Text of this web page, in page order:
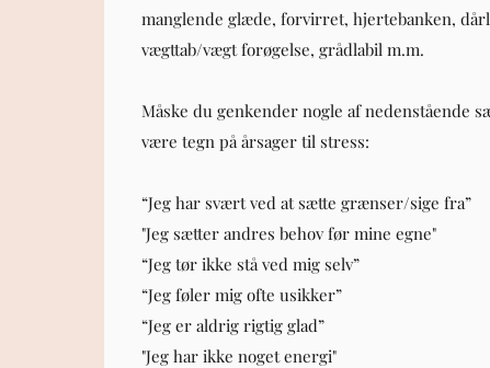
manglende glæde, forvirret, hjertebanken,
vægttab/vægt forøgelse, grådlabil m.m.
Måske du genkender nogle af nedenstående
være tegn på årsager til stress:
“Jeg har svært ved at sætte grænser/sige fra”
"Jeg sætter andres behov før mine egne"
“Jeg tør ikke stå ved mig selv”
“Jeg føler mig ofte usikker”
“Jeg er aldrig rigtig glad”
"Jeg har ikke noget energi"